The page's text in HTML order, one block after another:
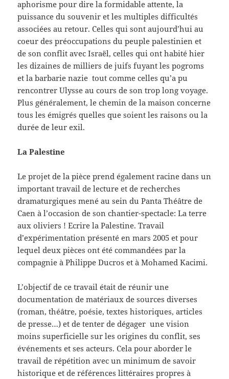
aphorisme pour dire la formidable attente, la
puissance du souvenir et les multiples difficultés
associées au retour. Celles qui sont aujourd’hui au
coeur des préoccupations du peuple palestinien et
de son conflit avec Israël, celles qui ont habité hier
les dizaines de milliers de juifs fuyant les pogroms
et la barbarie nazie tout comme celles qu’a pu
rencontrer Ulysse au cours de son trop long voyage.
Plus généralement, le chemin de la maison concerne
tous les émigrés quelles que soient les raisons ou la
durée de leur exil.
La Palestine
Le projet de la pièce prend également racine dans un
important travail de lecture et de recherches
dramaturgiques mené au sein du Panta Théâtre de
Caen à l’occasion de son chantier-spectacle: La terre
aux oliviers ! Ecrire la Palestine. Travail
d’expérimentation présenté en mars 2005 et pour
lequel deux pièces ont été commandées par la
compagnie à Philippe Ducros et à Mohamed Kacimi.
L’objectif de ce travail était de réunir une
documentation de matériaux de sources diverses
(roman, théâtre, poésie, textes historiques, articles
de presse…) et de tenter de dégager une vision
moins superficielle sur les origines du conflit, ses
événements et ses acteurs. Cela pour aborder le
travail de répétition avec un minimum de savoir
historique et de références littéraires propres à